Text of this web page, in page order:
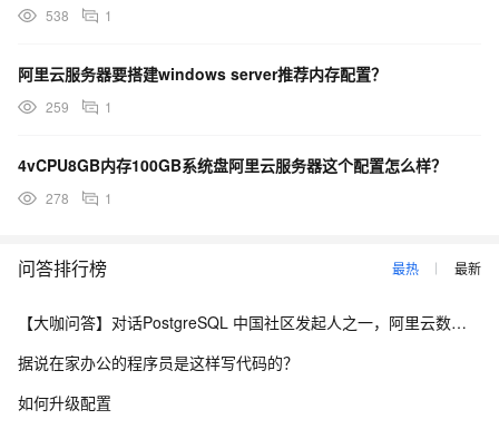
538 1
阿里云服务器要搭建windows server推荐内存配置？
259 1
4vCPU8GB内存100GB系统盘阿里云服务器这个配置怎么样？
278 1
问答排行榜 最热 最新
【大咖问答】对话PostgreSQL 中国社区发起人之一，阿里云数据库高级专家 德哥
据说在家办公的程序员是这样写代码的？
如何升级配置